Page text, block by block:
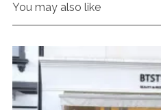
You may also like